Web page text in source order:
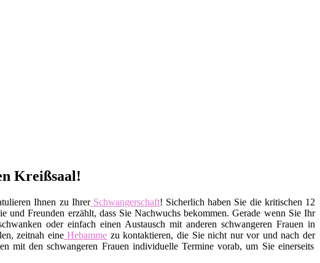
Kreißsaal!
Ihnen zu IhrerSchwangerschaft! Sicherlich haben Sie die kritischen 12
und Freunden erzählt, dass Sie Nachwuchs bekommen. Gerade wenn Sie Ihr
oder einfach einen Austausch mit anderen schwangeren Frauen in
zeitnah eineHebamme zu kontaktieren, die Sie nicht nur vor und nach der
mit den schwangeren Frauen individuelle Termine vorab, um Sie einerseits